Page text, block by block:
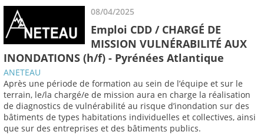
08/04/2025
Emploi CDD / CHARGÉ DE
MISSION VULNÉRABILITÉ AUX
INONDATIONS (h/f) - Pyrénées Atlantique
ANETEAU
Après une période de formation au sein de l’équipe et sur le
terrain, le/la chargé/e de mission aura en charge la réalisation
de diagnostics de vulnérabilité au risque d’inondation sur des
bâtiments de types habitations individuelles et collectives, ainsi
que sur des entreprises et des bâtiments publics.